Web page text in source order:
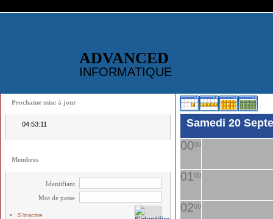
ADVANCED
INFORMATIQUE
Prochaine mise à jour
04:53:10
Membres
Identifiant
Mot de passe
S'inscrire
Samedi 20
0000
0100
0200